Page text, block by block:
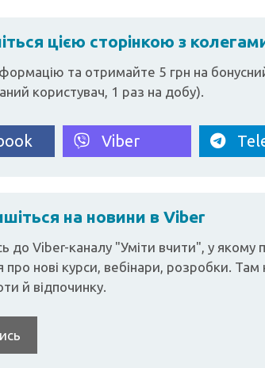
цією сторінкою з
та отримайте 5 грн на
користувач, 1 раз на добу).
Viber
на новини в Viber
до Viber-каналу "Уміти вчити", у якому
нові курси, вебінари, розробки. Там
й відпочинку.